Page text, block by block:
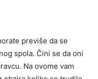
previše da se
spola. Čini se da oni
Na ovome vam